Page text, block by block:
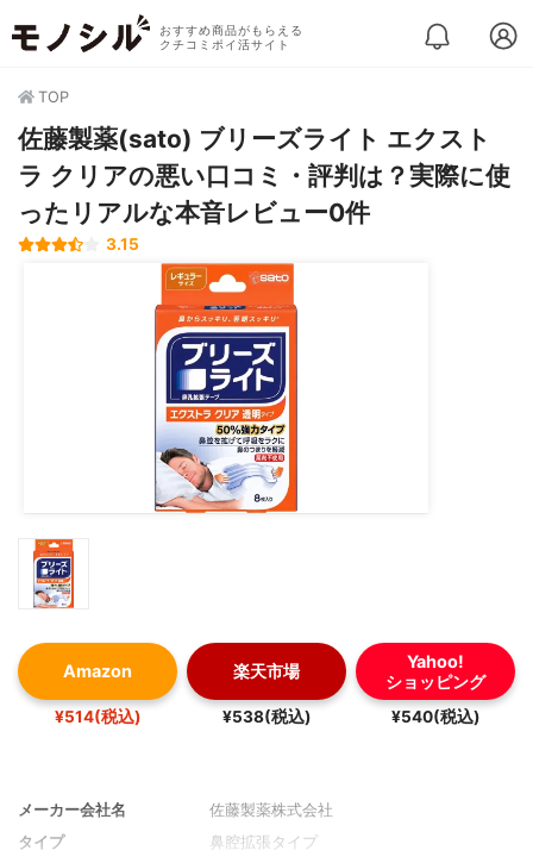
おすすめ商品がもらえる
クチコミポイ活サイト
TOP
佐藤製薬(sato) ブリーズライト エクスト
ラ クリアの悪い口コミ・評判は？実際に使
ったリアルな本音レビュー0件
3.15
Amazon
¥514(税込)
楽天市場
¥538(税込)
Yahoo!
ショッピング
¥540(税込)
メーカー会社名
佐藤製薬株式会社
タイプ
鼻腔拡張タイプ